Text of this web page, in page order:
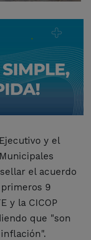
y el
el acuerdo
9
y la CICOP
que "son